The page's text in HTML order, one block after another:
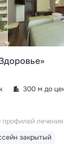
300 м до
закрытый
профилей лечения